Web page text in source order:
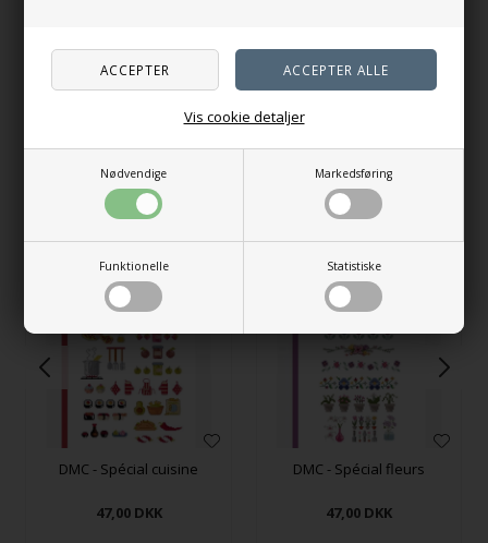
Nødvendige Markedsføring
Funktionelle Statistiske
Vis cookie detaljer
Andre købte også
DMC - Spécial cuisine
47,00 DKK
DMC - Spécial fleurs
47,00 DKK